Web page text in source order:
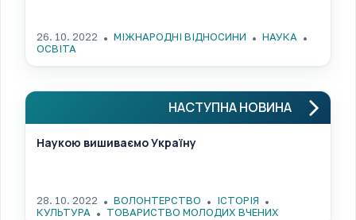
26. 10. 2022 МІЖНАРОДНІ ВІДНОСИНИ
НАУКА
ОСВІТА
НАСТУПНА НОВИНА
Наукою вишиваємо Україну
28. 10. 2022 ВОЛОНТЕРСТВО
ІСТОРІЯ
КУЛЬТУРА
ТОВАРИСТВО МОЛОДИХ ВЧЕНИХ